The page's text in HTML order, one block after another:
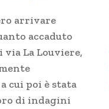
arrivare
accaduto
La Louviere,
cui poi è stata
di indagini